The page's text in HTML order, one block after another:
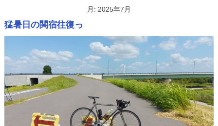
月: 2025年7月
猛暑日の関宿往復っ